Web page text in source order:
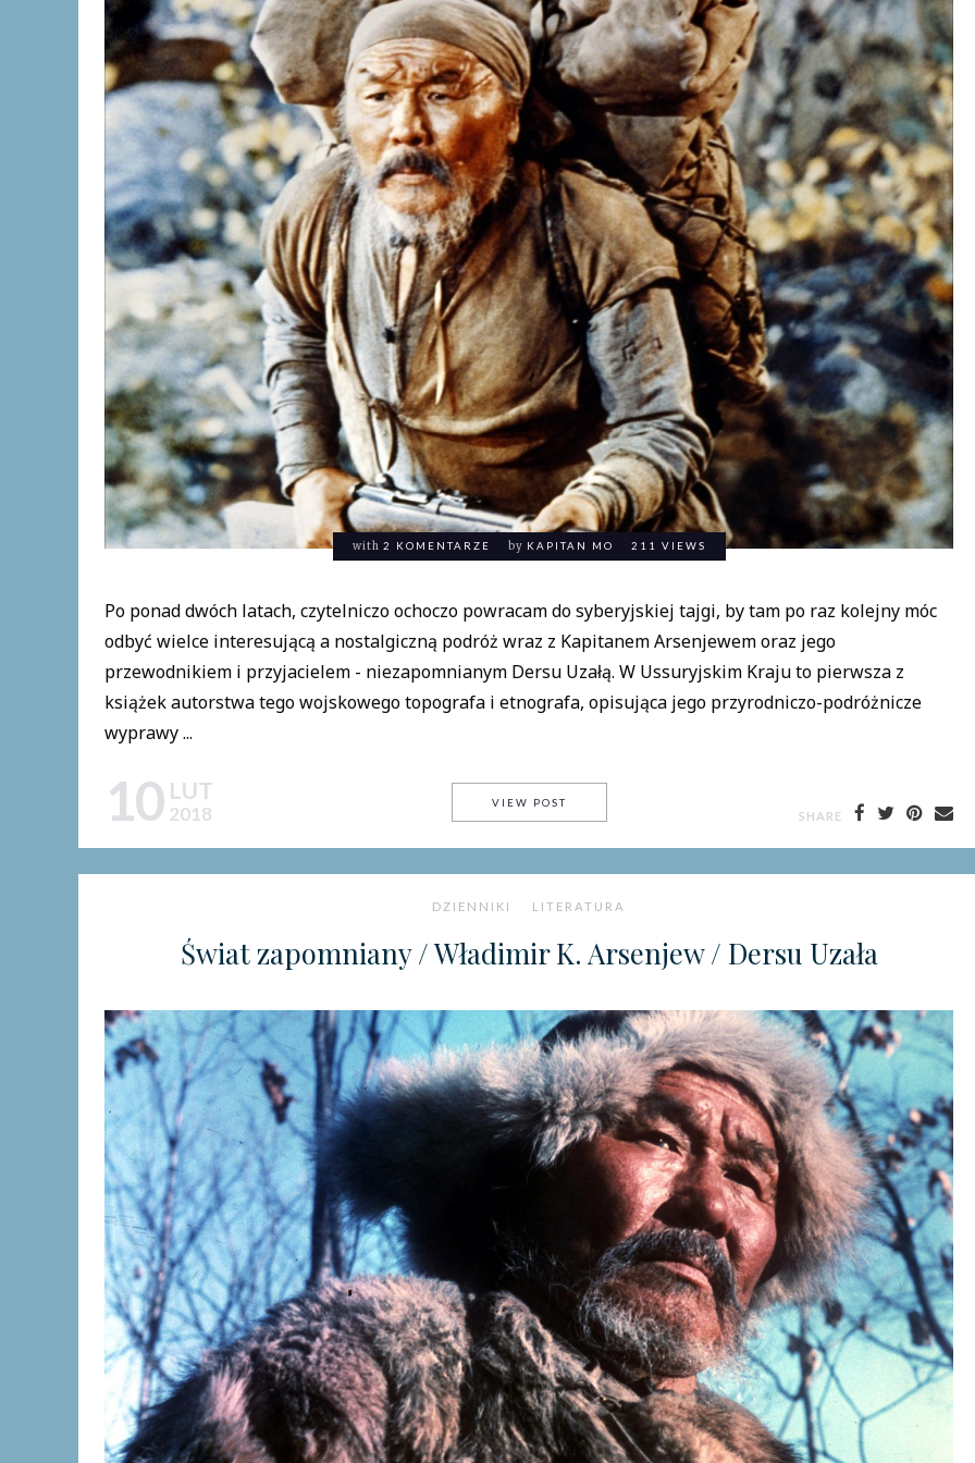
with 2 KOMENTARZE by KAPITAN MO 211 VIEWS
Po ponad dwóch latach, czytelniczo ochoczo powracam do syberyjskiej tajgi, by tam po raz kolejny móc
odbyć wielce interesującą a nostalgiczną podróż wraz z Kapitanem Arsenjewem oraz jego
przewodnikiem i przyjacielem - niezapomnianym Dersu Uzałą. W Ussuryjskim Kraju to pierwsza z
książek autorstwa tego wojskowego topografa i etnografa, opisująca jego przyrodniczo-podróżnicze
wyprawy ...
10 LUT
2018 VIEW POSTŚWIAT ZAPOMNIANY / WŁADIMIR K. ARSENJEW / W
SHARE
DZIENNIKI LITERATURA
Świat zapomniany / Władimir K. Arsenjew / Dersu Uzała